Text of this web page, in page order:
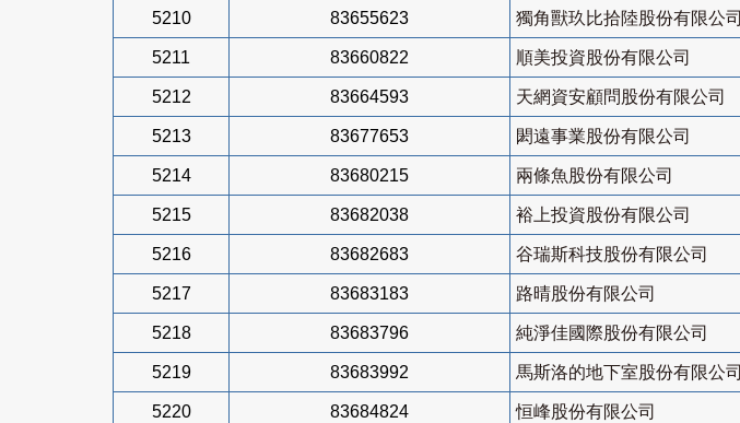
5210 83655623 獨角獸玖比拾陸股份有限公司
5211 83660822 順美投資股份有限公司
5212 83664593 天網資安顧問股份有限公司
5213 83677653 閎遠事業股份有限公司
5214 83680215 兩條魚股份有限公司
5215 83682038 裕上投資股份有限公司
5216 83682683 谷瑞斯科技股份有限公司
5217 83683183 路晴股份有限公司
5218 83683796 純淨佳國際股份有限公司
5219 83683992 馬斯洛的地下室股份有限公司
5220 83684824 恒峰股份有限公司